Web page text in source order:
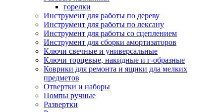
горелки
Инструмент для работы по дереву
Инструмент для работы по лексану
Инструмент для работы со сцеплением
Инструмент для сборки амортизаторов
Ключи свечные и универсальные
Ключи торцевые, накидные и г-образные
Коврики для ремонта и ящики дла мелких
предметов
Отвертки и наборы
Помпы ручные
Развертки